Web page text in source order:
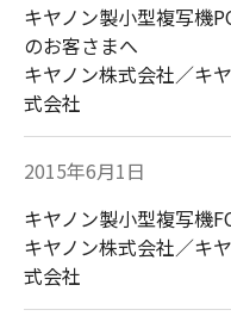
キヤノン製小型複写機
のお客さまへ
キヤノン株式会社／キ
式会社
2015年6月1日
キヤノン製小型複写機
キヤノン株式会社／キ
式会社